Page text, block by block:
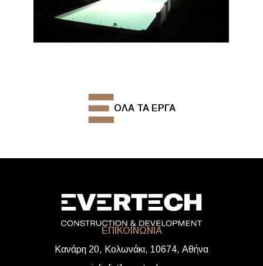
ΟΛΑ ΤΑ ΕΡΓΑ
ΕΠΙΚΟΙΝΩΝΙΑ
Κανάρη 20, Κολωνάκι, 10674, Αθήνα